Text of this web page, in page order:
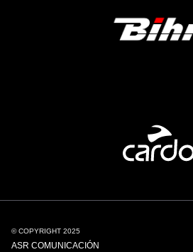
© COPYRIGHT 2025
ASR COMUNICACIÓN